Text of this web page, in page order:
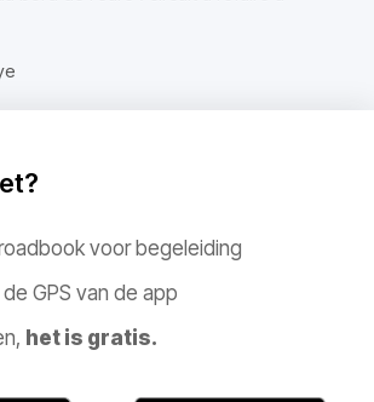
voor begeleiding
GPS van de app
het is gratis.